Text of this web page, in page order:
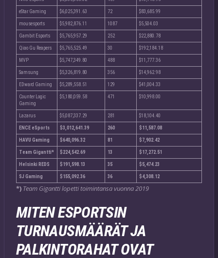
eStar Gaming $6,025,391.63 72 $83,685.99
mousesports $5,982,876.11 1087 $5,504.03
Gambit Esports $5,765,957.29 252 $22,880.78
Qiao Gu Reapers $5,765,525.49 30 $192,184.18
MVP $5,747,349.80 488 $11,777.36
Samsung $5,326,819.80 356 $14,962.98
EDward Gaming $5,289,558.51 129 $41,004.33
Counter Logic
Gaming
$5,180,059.58 471 $10,998.00
Lazarus $5,087,337.29 281 $18,104.40
ENCE eSports $3,012,641.39 260 $11,587.08
HAVU Gaming $640,096.32 81 $7,902.42
Team Gigantti* $224,542.69 13 $17,272.51
Helsinki REDS $191,598.13 35 $5,474.23
SJ Gaming $155,092.36 36 $4,308.12
*) Team Gigantti lopetti toimintansa vuonna 2019
MITEN ESPORTSIN
TURNAUSMÄÄRÄT JA
PALKINTORAHAT OVAT